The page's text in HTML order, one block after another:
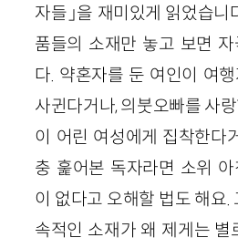
자들」을 재미있게 읽었습
품들의 소재만 놓고 보면
다. 약혼자를 둔 여인이 여
사귄다거나, 의붓오빠를 사
이 어린 여성에게 집착한다
충 훑어본 독자라면 소위
이 없다고 오해할 법도 해요.
속적인 소재가 왜 제게는 별